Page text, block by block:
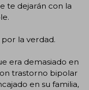
te dejarán con la
la verdad.
era demasiado en
trastorno bipolar
en su familia,